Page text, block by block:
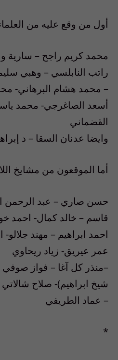
أول من وقع عليه من
محمد كريم راجح – سارية
راتب النابلسي – وهبي
– محمد هشام البرهاني-
أسعد الصاغرجي- محمد
القضماني
وايضا عدنان السقا – د
أما الموقعون من مشايخ
حسن صاري – عبد الرحمن
قاسم – خالد كمال- احمد
احمد ابراهيم – مهند
عمر عيريق- زياد ريحاوي
–منذر كل آغا – فواز
شيخ ابراهيم)- صلاح شالاتي
– عماد الطريفي
*